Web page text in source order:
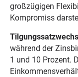
großzügigen
Kompromiss
während der
1 und 10 Prozent.